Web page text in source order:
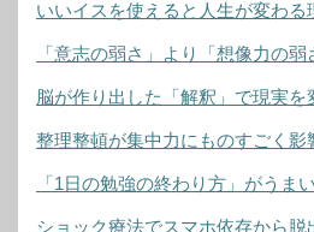
いいイスを使えると人生が変わる
「意志の弱さ」より「想像力の弱
脳が作り出した「解釈」で現実を
整理整頓が集中力にものすごく影
「1日の勉強の終わり方」がうま
ショック療法でスマホ依存から脱